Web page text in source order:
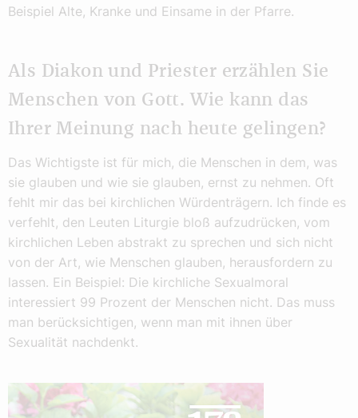
Beispiel Alte, Kranke und Einsame in der Pfarre.
Als Diakon und Priester erzählen Sie
Menschen von Gott. Wie kann das
Ihrer Meinung nach heute gelingen?
Das Wichtigste ist für mich, die Menschen in dem, was
sie glauben und wie sie glauben, ernst zu nehmen. Oft
fehlt mir das bei kirchlichen Würdenträgern. Ich finde es
verfehlt, den Leuten Liturgie bloß aufzudrücken, vom
kirchlichen Leben abstrakt zu sprechen und sich nicht
von der Art, wie Menschen glauben, herausfordern zu
lassen. Ein Beispiel: Die kirchliche Sexualmoral
interessiert 99 Prozent der Menschen nicht. Das muss
man berücksichtigen, wenn man mit ihnen über
Sexualität nachdenkt.